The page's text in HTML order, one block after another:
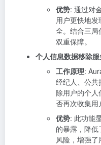
优势: 通过对
用户更快地
全。结合三局
双重保障。
个人信息数据移除
工作原理:
经纪人、公共
除用户的个人
否再次收集用
优势: 此功能
的暴露，降
风险，增强了